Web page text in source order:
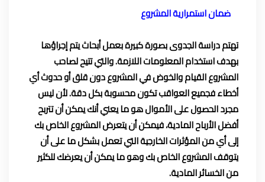
ضمان استمرارية المشروع
تهتمدراسة الجدوىبصورة كبيرة بعمل أبحاث يتم إجراؤها
بهدف استخدام المعلومات اللازمة. والتي تتيح لصاحب
المشروع القيام والخوض في المشروع دون قلق أو حدوث أي
أخطاء فجميع العواقب تكون محسوبة بكل دقة. لأن ليس
مجرد الحصول على الأموال هو ما يعني أنك يمكن أن تتربح
أفضل الأرباح المادية، فيمكن أن يتعرض المشروع الخاص بك
إلى أي من المؤثرات الخارجية التي تعمل بشكل ما على أن
يتوقف المشروع الخاص بك وهو ما يمكن أن يعرضك للكثير
من الخسائر المادية.